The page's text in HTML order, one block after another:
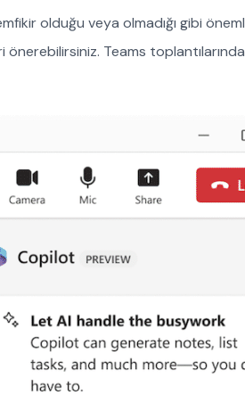
olduğu veya olmadığı gibi
Teams toplantılarında